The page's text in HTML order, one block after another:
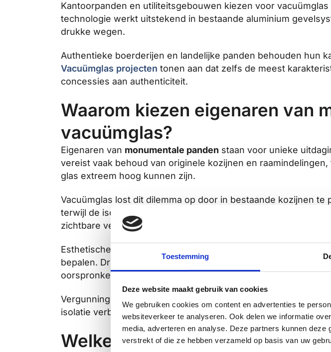
Toestemming
Deze website maakt gebruik van cookies
We gebruiken cookies om content en advertenties te
websiteverkeer te analyseren. Ook delen we informatie
media, adverteren en analyse. Deze partners kunnen
verstrekt of die ze hebben verzameld op basis van uw
Kantoorpanden en utiliteitsgebouwen kiezen voor
technologie werkt uitstekend in bestaande aluminium
drukke wegen.
Authentieke boerderijen en landelijke panden behouden hun
Vacuümglas projecten tonen aan dat zelfs de meest
concessies aan authenticiteit.
Waarom kiezen eigenaren van
vacuümglas?
Eigenaren van monumentale panden staan voor unieke
vereist vaak behoud van originele kozijnen en
glas extreem hoog kunnen zijn.
Vacuümglas lost dit dilemma op door in bestaande kozijnen
terwijl de isolatiewaarden verbeteren van 5,8 W/m²K (enkel
zichtbare veranderingen aan de buitenkant.
Esthetische overwegingen spelen een cruciale rol.
bepalen. Driedubbel glas zou deze profielen drastisch
oorspronkelijke verhoudingen perfect.
Vergunningsprocedures worden vaak vermeden omdat er
isolatie verbeteren zonder complexe goedkeuringstrajecten
Welke energiebesparingen